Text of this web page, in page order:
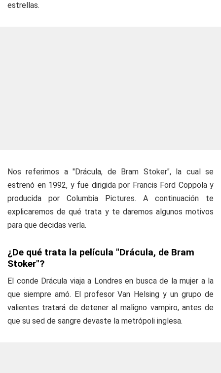
estrellas.
Nos referimos a "Drácula, de Bram Stoker", la cual se
estrenó en 1992, y fue dirigida por Francis Ford Coppola y
producida por Columbia Pictures. A continuación te
explicaremos de qué trata y te daremos algunos motivos
para que decidas verla.
¿De qué trata la película "Drácula, de Bram
Stoker"?
El conde Drácula viaja a Londres en busca de la mujer a la
que siempre amó. El profesor Van Helsing y un grupo de
valientes tratará de detener al maligno vampiro, antes de
que su sed de sangre devaste la metrópoli inglesa.